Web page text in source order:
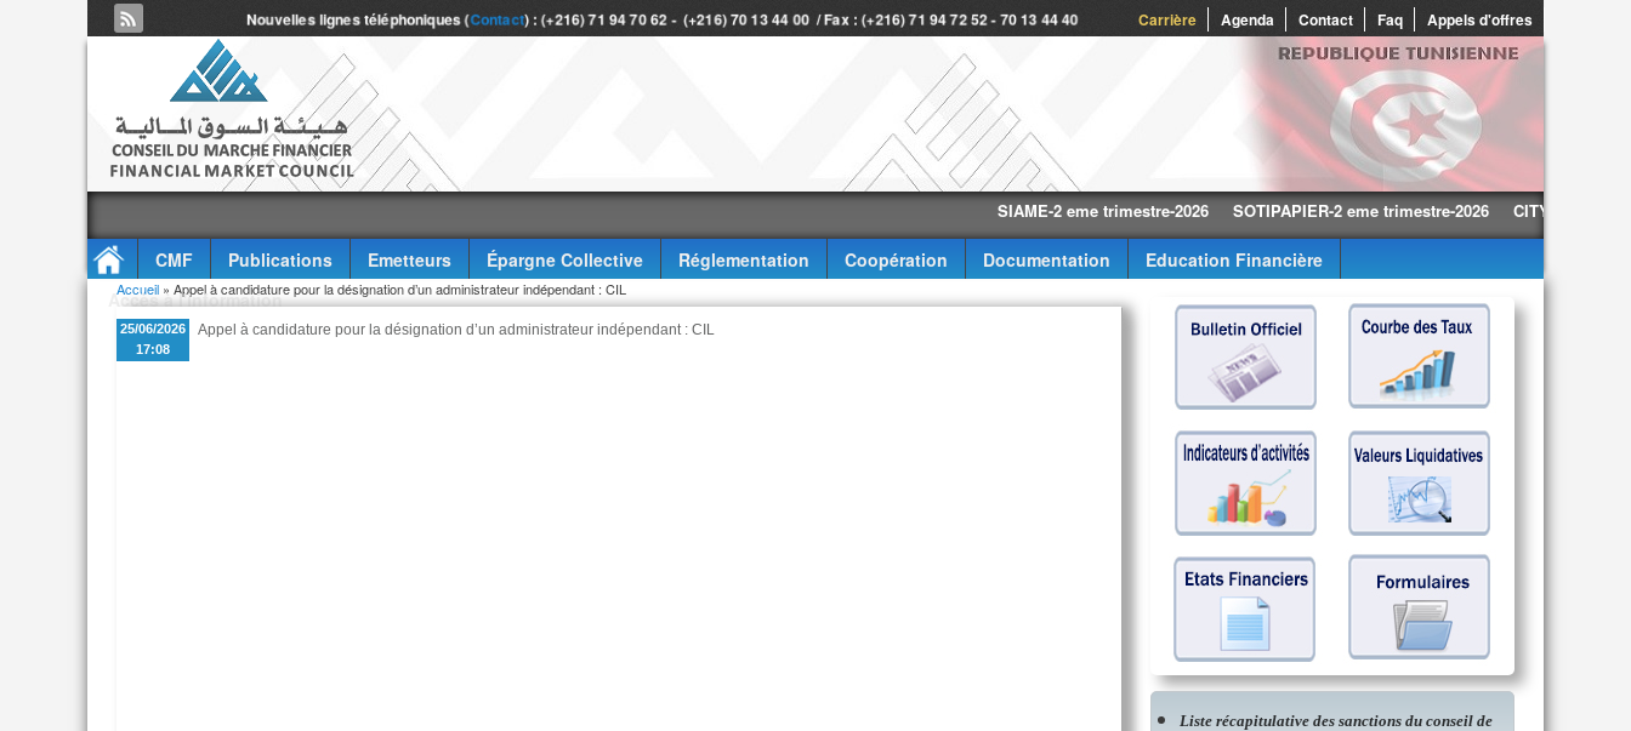
Carrière Agenda Contact Faq Appels d'offres
Nouvelles lignes téléphoniques (Contact) : (+216) 71 94 70 62 - (+216) 70 13 44 00 / Fax : (+216) 71 94 72 52 - 70 13 44 40
SIAME-2 eme trimestre-2026 SOTIPAPIER-2 eme trimestre-2026 CITY CARS-2 eme
CMF Publications Emetteurs Épargne Collective Réglementation Coopération Documentation
Education Financière
Accès à l'information
Vous êtes ici
Accueil » Appel à candidature pour la désignation d’un administrateur indépendant : CIL
25/06/2026
17:08
Appel à candidature pour la désignation d’un administrateur indépendant : CIL
Liste récapitulative des sanctions du conseil de